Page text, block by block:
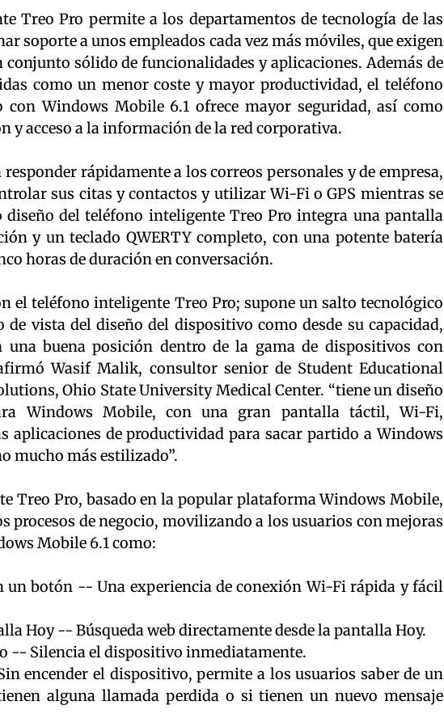
Treo Pro permite a los departamentos de tecnología de las
soporte a unos empleados cada vez más móviles, que exigen
conjunto sólido de funcionalidades y aplicaciones. Además de
como un menor coste y mayor productividad, el teléfono
con Windows Mobile 6.1 ofrece mayor seguridad, así como
y acceso a la información de la red corporativa.
rápidamente a los correos personales y de empresa,
sus citas y contactos y utilizar Wi-Fi o GPS mientras se
diseño del teléfono inteligente Treo Pro integra una pantalla
y un teclado QWERTY completo, con una potente batería
horas de duración en conversación.
el teléfono inteligente Treo Pro; supone un salto tecnológico
de vista del diseño del dispositivo como desde su capacidad,
una buena posición dentro de la gama de dispositivos con
Wasif Malik, consultor senior de Student Educational
Ohio State University Medical Center. “tiene un diseño
Windows Mobile, con una gran pantalla táctil, Wi-Fi,
aplicaciones de productividad para sacar partido a Windows
mucho más estilizado”.
Treo Pro, basado en la popular plataforma Windows Mobile,
procesos de negocio, movilizando a los usuarios con mejoras
Mobile 6.1 como:
un botón -- Una experiencia de conexión Wi-Fi rápida y fácil
Hoy -- Búsqueda web directamente desde la pantalla Hoy.
-- Silencia el dispositivo inmediatamente.
encender el dispositivo, permite a los usuarios saber de un
alguna llamada perdida o si tienen un nuevo mensaje